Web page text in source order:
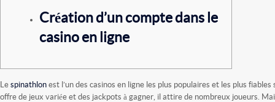
Création d’un compte dans le
casino en ligne
Lespinathlonest l’un des casinos en ligne les plus populaires et les plus
offre de jeux variée et des jackpots à gagner, il attire de nombreux joueurs.